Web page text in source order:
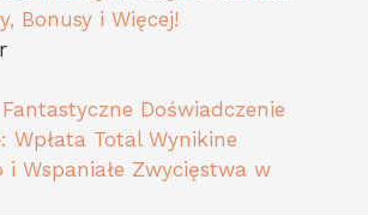
Bonusy i Więcej!
Doświadczenie
Wpłata Total Wynikine
i Wspaniałe Zwycięstwa w